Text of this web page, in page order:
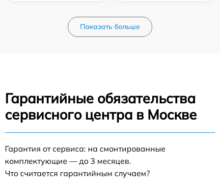
Показать больше
Гарантийные обязательства
сервисного центра в Москве
Гарантия от сервиса: на смонтированные
комплектующие — до 3 месяцев.
Что считается гарантийным случаем?